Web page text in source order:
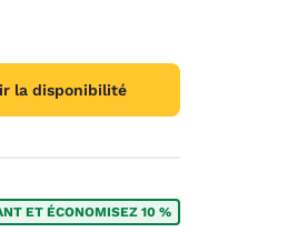
la disponibilité
ET ÉCONOMISEZ 10 %